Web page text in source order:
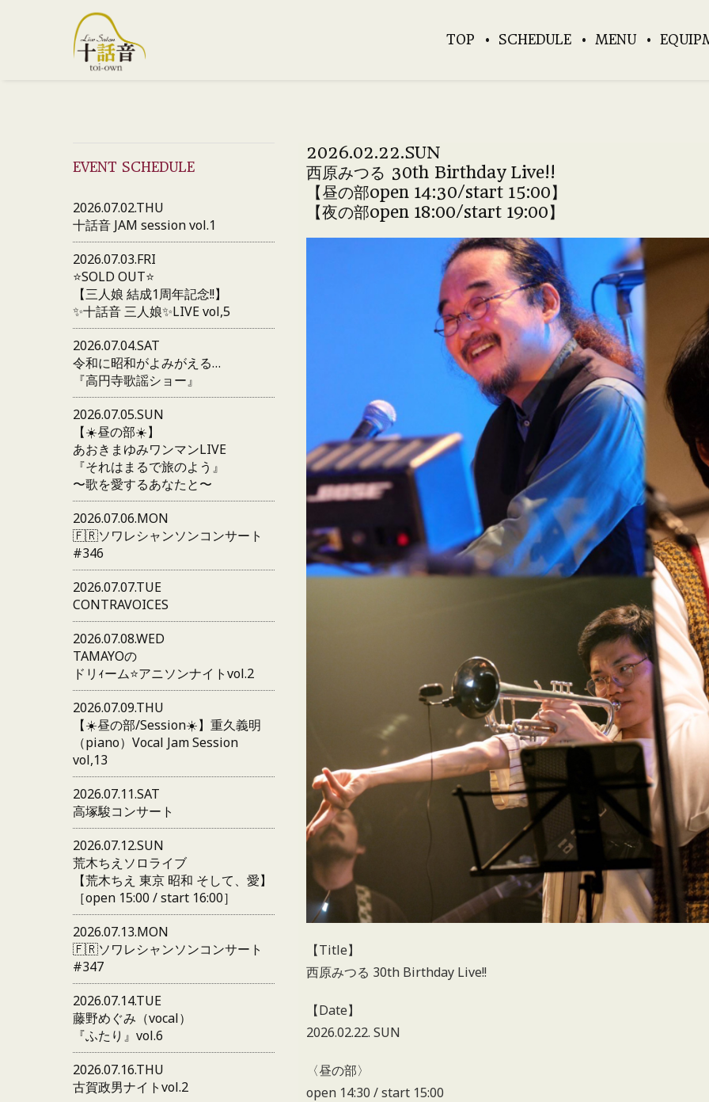
TOP SCHEDULE MENU
2026.02.22.SUN
西原みつる 30th Birthday Live!!
【昼の部open 14:30/start 15:00】
【夜の部open 18:00/start 19:00】
【Title】
西原みつる 30th Birthday Live!!
【Date】
2026.02.22. SUN
〈昼の部〉
open 14:30 / start 15:00
EVENT SCHEDULE
2026.07.02.THU
十話音 JAM session vol.1
2026.07.03.FRI
⭐️SOLD OUT⭐️
【三人娘 結成1周年記念!!】
✨十話音 三人娘✨LIVE vol,5
2026.07.04.SAT
令和に昭和がよみがえる…
『高円寺歌謡ショー』
2026.07.05.SUN
【☀️昼の部☀️】
あおきまゆみワンマンLIVE
『それはまるで旅のよう』
〜歌を愛するあなたと〜
2026.07.06.MON
🇫🇷ソワレシャンソンコンサート
#346
2026.07.07.TUE
CONTRAVOICES
2026.07.08.WED
TAMAYOの
ドリｨーム⭐️アニソンナイトvol.2
2026.07.09.THU
【☀️昼の部/Session☀️】重久義明
（piano）Vocal Jam Session
vol,13
2026.07.11.SAT
高塚駿コンサート
2026.07.12.SUN
荒木ちえソロライブ
【荒木ちえ 東京 昭和 そして、愛】
［open 15:00 / start 16:00］
2026.07.13.MON
🇫🇷ソワレシャンソンコンサート
#347
2026.07.14.TUE
藤野めぐみ（vocal）
『ふたり』vol.6
2026.07.16.THU
古賀政男ナイトvol.2